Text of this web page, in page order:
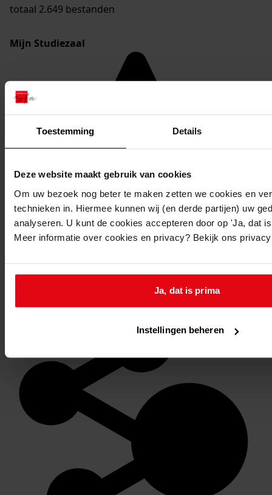
Toestemming Details
Deze website maakt gebruik van cookies
Om uw bezoek nog beter te maken zetten we cookies en
technieken in. Hiermee kunnen wij (en derde partijen) uw
analyseren. U kunt de cookies accepteren door op 'Ja, dat
Meer informatie over cookies en privacy? Bekijk ons
Ja, dat is prima
Instellingen beheren
totaal 2.649 bestanden
Mijn Studiezaal